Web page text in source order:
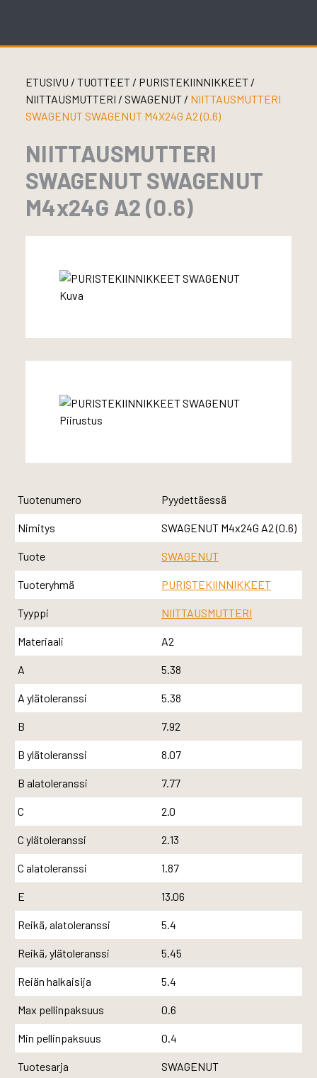
ETUSIVU / TUOTTEET/ PURISTEKIINNIKKEET /
NIITTAUSMUTTERI / SWAGENUT / NIITTAUSMUTTERI
SWAGENUT SWAGENUT M4X24G A2 (0.6)
NIITTAUSMUTTERI
SWAGENUT SWAGENUT
M4x24G A2 (0.6)
Tuotenumero Pyydettäessä
Nimitys SWAGENUT M4x24G A2 (0.6)
Tuote SWAGENUT
Tuoteryhmä PURISTEKIINNIKKEET
Tyyppi NIITTAUSMUTTERI
Materiaali A2
A 5.38
A ylätoleranssi 5.38
B 7.92
B ylätoleranssi 8.07
B alatoleranssi 7.77
C 2.0
C ylätoleranssi 2.13
C alatoleranssi 1.87
E 13.06
Reikä, alatoleranssi 5.4
Reikä, ylätoleranssi 5.45
Reiän halkaisija 5.4
Max pellinpaksuus 0.6
Min pellinpaksuus 0.4
Tuotesarja SWAGENUT